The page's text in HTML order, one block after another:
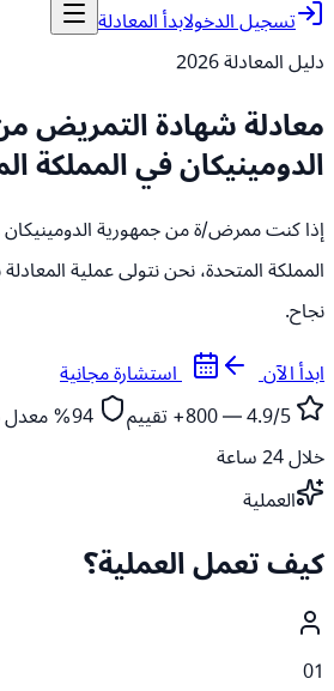
تسجيل الدخولابدأ المعادلة
دليل المعادلة2026
معادلة شهادة التمريض
الدومينيكان في المملكة
إذا كنت ممرض/ة من جمهورية
نجاح.
ابدأ الآن
استشارة مجانية
تقييم معدل
خلال 24 ساعة
العملية
كيف تعمل العملية؟
01